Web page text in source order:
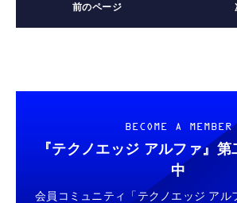
BECOME A MEMBER
『テクノエッジ アルファ』 第
中
会員コミュニティ「テクノエッジ アル